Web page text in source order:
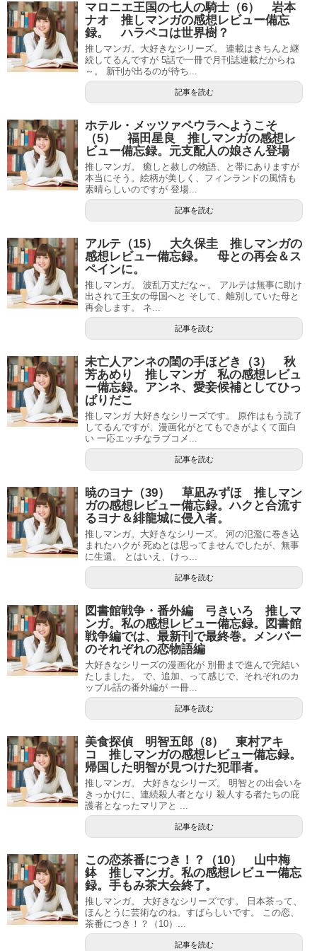
マロニエ王国の七人の騎士（6） 岩本
ナオ 推しマンガの感想レビュー備忘
録。 ハラペコは世界樹？
推しマンガ。大好きなシリーズ。 連載はきちんと継
続してるんですが 5話で一冊で月刊誌連載だからね
～。 新刊が出るのが待ち...
記事を読む
ホテル・メッツァペウラへようこそ
（5） 福田星良 推しマンガの感想レ
ビュー備忘録。元支配人の娘さん登場
推しマンガ。 癒しと赦しの物語、と帯にありますが
本当にそう。絵柄が美しく、フィンランドの風情も
素晴らしいのですが 登場...
記事を読む
アルテ（15） 大久保圭 推しマンガの
感想レビュー備忘録。 母との再会＆ス
ペインに。
推しマンガ。 波乱万丈だな～。 アルテは無事に助け
出されて王女の母国へと そして、離別していた母と
再会します。 ネ...
記事を読む
未亡人アンネの閨の手ほどき（3） 秋
芳あめり 推しマンガ 私の感想レビュ
ー備忘録。アンネ、愛妾候補としてひっ
ぱりだこ
推しマンガ 大好きなシリーズです。 原作はもう読了
してるんですが、漫画化がとてもできがよくて面白
い 一応エッチなラブコメ...
記事を読む
暁のヨナ（39） 草凪みずほ 推しマン
ガの感想レビュー備忘録。ハクと合流す
るヨナ＆緋龍城に侵入者。
推しマンガ。大好きなシリーズ。 河の氾濫に巻き込
まれたハクが 死ぬとは思ってませんでしたが、無事
に生還。 とはいえ、けっ...
記事を読む
図書館戦争・番外編 弓きいろ 推しマ
ンガ。私の感想レビュー備忘録。図書館
戦争編では、最新刊で最終巻。メンバー
のそれぞれの恋物語編
大好きなシリーズの漫画化が 別冊まで進んで完結い
たしました。 で、追加、って感じで、それぞれのカ
ップル話の番外編が 一冊...
記事を読む
美食探偵 明智五郎（8） 東村アキ
コ 推しマンガの感想レビュー備忘録。
帰国した明智が見つけた犯罪者。
推しマンガ。 大好きなシリーズ。 明智との出会いを
きっかけに、連続殺人者となり 殺人する者たちの庇
護者となったマリアと ...
記事を読む
この恋茶番につき！？（10） 山中梅
鉢 推しマンガ。私の感想レビュー備忘
録。手もみ茶大会終了。
推しマンガ。 大好きなシリーズです。 日本茶って、
ほんとうに芸術なのね。すばらしいです。 この恋、
茶番につき！？（10）...
記事を読む